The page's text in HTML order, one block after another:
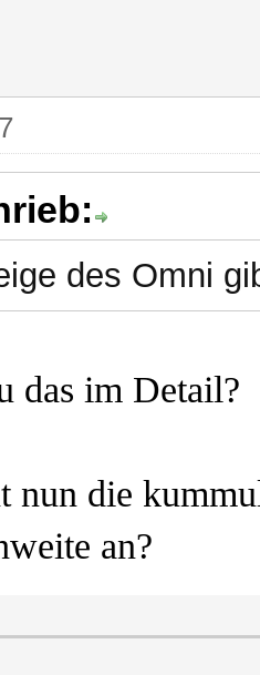
des Omni
das im Detail?
nun die
an?